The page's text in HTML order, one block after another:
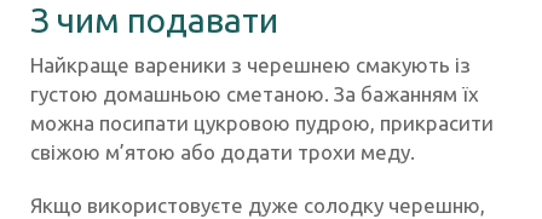
З чим подавати
Найкраще вареники з черешнею смакують із
густою домашньою сметаною. За бажанням їх
можна посипати цукровою пудрою, прикрасити
свіжою м’ятою або додати трохи меду.
Якщо використовуєте дуже солодку черешню,